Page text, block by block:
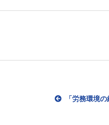
「労務環境